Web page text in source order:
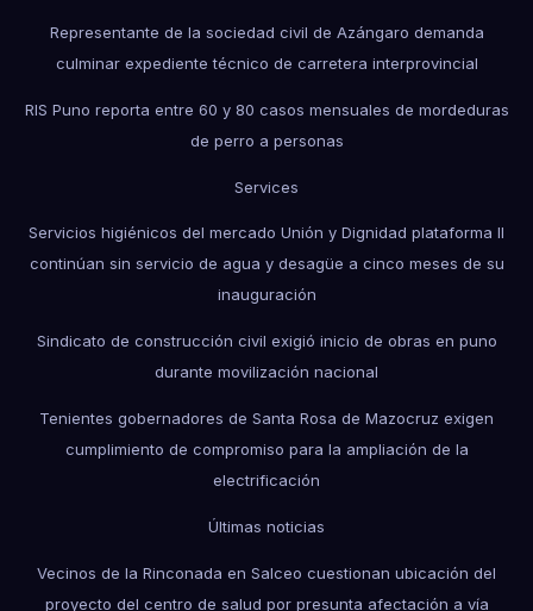
Representante de la sociedad civil de Azángaro demanda
culminar expediente técnico de carretera interprovincial
RIS Puno reporta entre 60 y 80 casos mensuales de mordeduras
de perro a personas
Services
Servicios higiénicos del mercado Unión y Dignidad plataforma II
continúan sin servicio de agua y desagüe a cinco meses de su
inauguración
Sindicato de construcción civil exigió inicio de obras en puno
durante movilización nacional
Tenientes gobernadores de Santa Rosa de Mazocruz exigen
cumplimiento de compromiso para la ampliación de la
electrificación
Últimas noticias
Vecinos de la Rinconada en Salceo cuestionan ubicación del
proyecto del centro de salud por presunta afectación a vía